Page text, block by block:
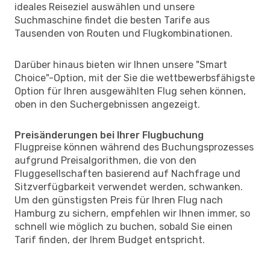
ideales Reiseziel auswählen und unsere
Suchmaschine findet die besten Tarife aus
Tausenden von Routen und Flugkombinationen.
Darüber hinaus bieten wir Ihnen unsere "Smart
Choice"-Option, mit der Sie die wettbewerbsfähigste
Option für Ihren ausgewählten Flug sehen können,
oben in den Suchergebnissen angezeigt.
Preisänderungen bei Ihrer Flugbuchung
Flugpreise können während des Buchungsprozesses
aufgrund Preisalgorithmen, die von den
Fluggesellschaften basierend auf Nachfrage und
Sitzverfügbarkeit verwendet werden, schwanken.
Um den günstigsten Preis für Ihren Flug nach
Hamburg zu sichern, empfehlen wir Ihnen immer, so
schnell wie möglich zu buchen, sobald Sie einen
Tarif finden, der Ihrem Budget entspricht.